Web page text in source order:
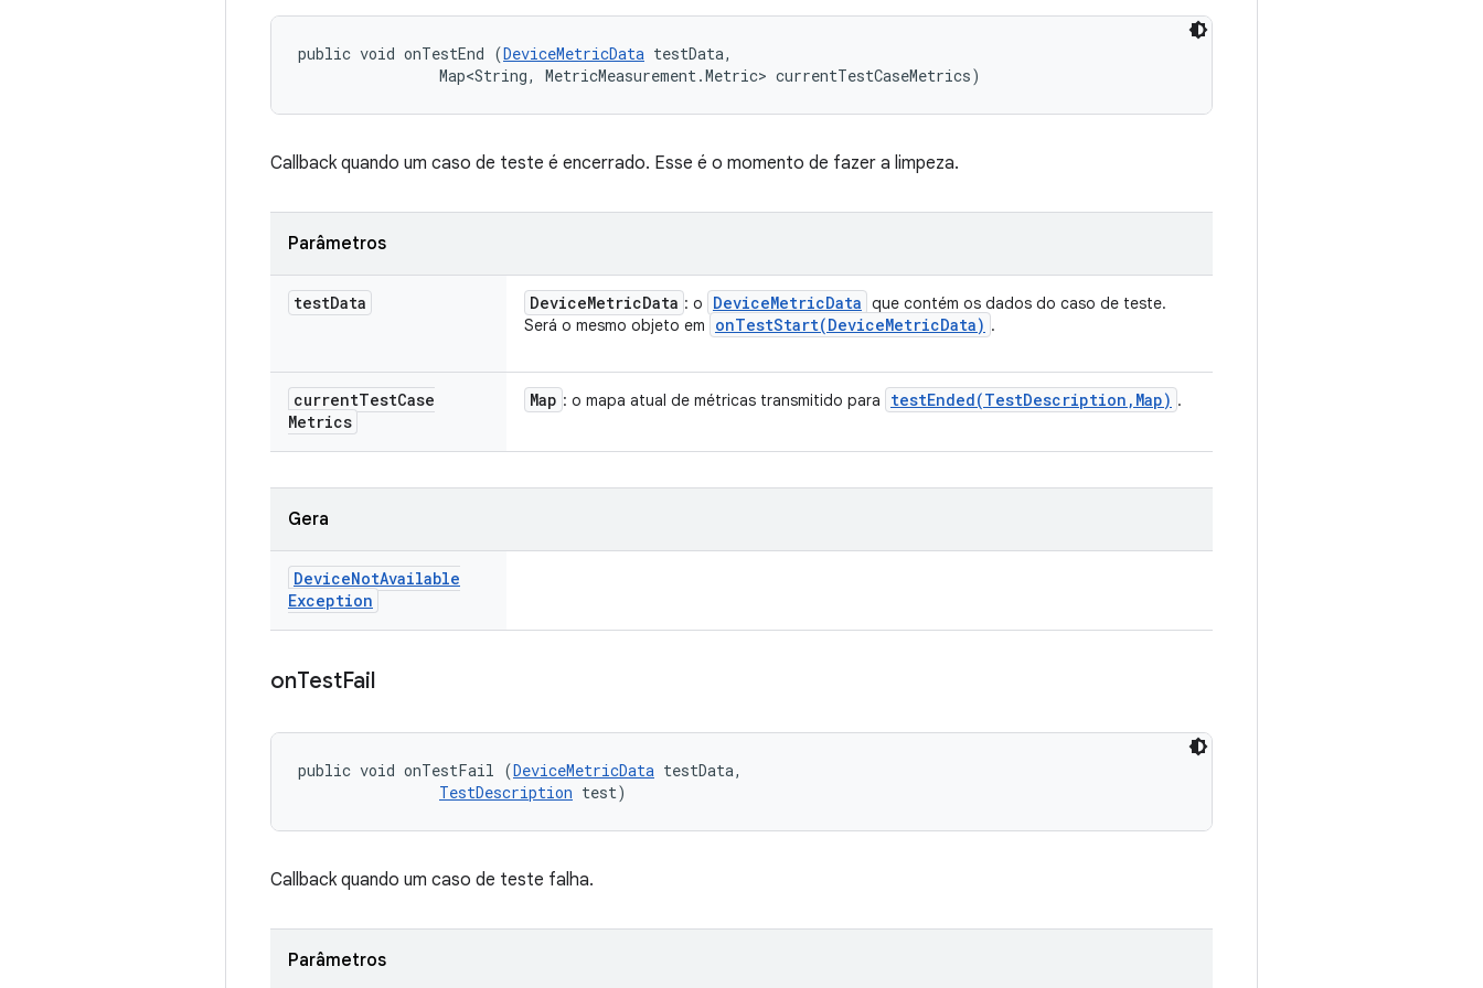
public void onTestEnd (DeviceMetricData testData,
                Map<String, MetricMeasurement.Metric> currentTestCaseMetrics)
Callback quando um caso de teste é encerrado. Esse é o momento de fazer a limpeza.
Parâmetros
testData DeviceMetricData : o DeviceMetricData que contém os dados do caso de teste.
Será o mesmo objeto em
onTestStart(DeviceMetricData) .
currentTestCase
Metrics
Map : o mapa atual de métricas transmitido para testEnded(TestDescription , Map) .
Gera
DeviceNotAvailable
Exception
onTestFail
public void onTestFail (DeviceMetricData testData,
TestDescription test)
Callback quando um caso de teste falha.
Parâmetros